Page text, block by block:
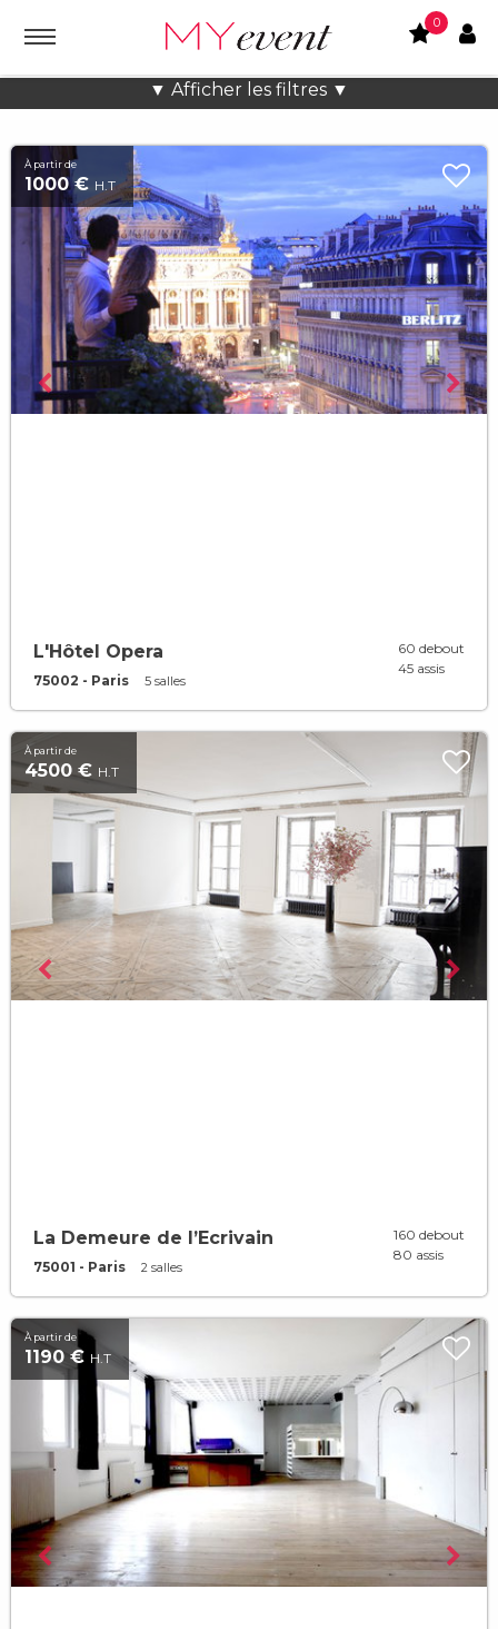
0
▼ Afficher les filtres ▼
Showrooms à Paris
À partir de
1000 € H.T
L'Hôtel Opera
75002 - Paris 5 salles
60 debout
45 assis
À partir de
4500 € H.T
La Demeure de l’Ecrivain
75001 - Paris 2 salles
160 debout
80 assis
À partir de
1190 € H.T